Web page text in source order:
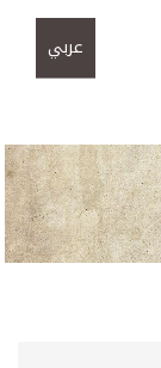
عربي